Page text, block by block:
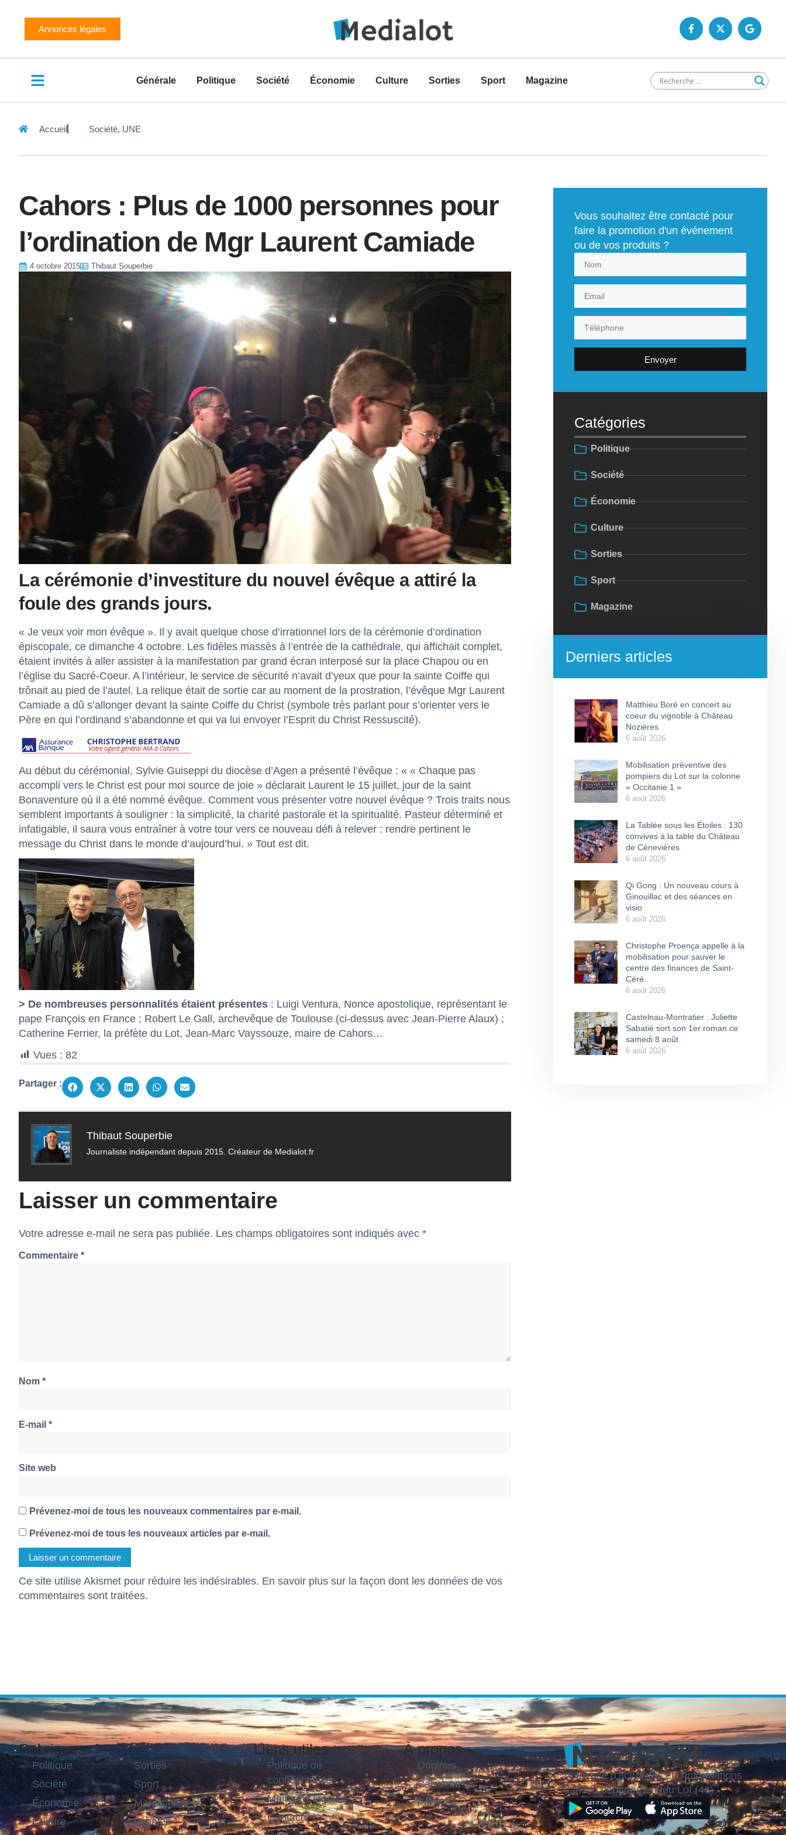
Annonces légales
Générale Politique Société Économie Culture Sorties Sport Magazine
Accueil Société, UNE
Cahors : Plus de 1000 personnes pour
l’ordination de Mgr Laurent Camiade
4 octobre 2015 Thibaut Souperbie
La cérémonie d’investiture du nouvel évêque a attiré la
foule des grands jours.
« Je veux voir mon évêque ». Il y avait quelque chose d’irrationnel lors de la cérémonie d’ordination
épiscopale, ce dimanche 4 octobre. Les fidèles massés à l’entrée de la cathédrale, qui affichait complet,
étaient invités à aller assister à la manifestation par grand écran interposé sur la place Chapou ou en
l’église du Sacré-Coeur. A l’intérieur, le service de sécurité n’avait d’yeux que pour la sainte Coiffe qui
trônait au pied de l’autel. La relique était de sortie car au moment de la prostration, l’évêque Mgr Laurent
Camiade a dû s’allonger devant la sainte Coiffe du Christ (symbole très parlant pour s’orienter vers le
Père en qui l’ordinand s’abandonne et qui va lui envoyer l’Esprit du Christ Ressuscité).
Au début du cérémonial, Sylvie Guiseppi du diocèse d’Agen a présenté l’évêque : « « Chaque pas
accompli vers le Christ est pour moi source de joie » déclarait Laurent le 15 juillet, jour de la saint
Bonaventure où il a été nommé évêque. Comment vous présenter votre nouvel évêque ? Trois traits nous
semblent importants à souligner : la simplicité, la charité pastorale et la spiritualité. Pasteur déterminé et
infatigable, il saura vous entraîner à votre tour vers ce nouveau défi à relever : rendre pertinent le
message du Christ dans le monde d’aujourd’hui. » Tout est dit.
> De nombreuses personnalités étaient présentes : Luigi Ventura, Nonce apostolique, représentant le
pape François en France ; Robert Le Gall, archevêque de Toulouse (ci-dessus avec Jean-Pierre Alaux) ;
Catherine Ferrier, la préfète du Lot, Jean-Marc Vayssouze, maire de Cahors…
Vues : 82
Partager :
Thibaut Souperbie
Journaliste indépendant depuis 2015. Créateur de Medialot.fr
Laisser un commentaire
Votre adresse e-mail ne sera pas publiée. Les champs obligatoires sont indiqués avec *
Commentaire *
Nom *
E-mail *
Site web
Prévenez-moi de tous les nouveaux commentaires par e-mail.
Prévenez-moi de tous les nouveaux articles par e-mail.
Ce site utilise Akismet pour réduire les indésirables. En savoir plus sur la façon dont les données de vos
commentaires sont traitées.
Vous souhaitez être contacté pour
faire la promotion d'un événement
ou de vos produits ?
Envoyer
Catégories
Politique
Société
Économie
Culture
Sorties
Sport
Magazine
Derniers articles
Matthieu Boré en concert au
coeur du vignoble à Château
Nozières
6 août 2026
Mobilisation préventive des
pompiers du Lot sur la colonne
« Occitanie 1 »
6 août 2026
La Tablée sous les Étoiles : 130
convives à la table du Château
de Cénevières
6 août 2026
Qi Gong : Un nouveau cours à
Ginouillac et des séances en
visio
6 août 2026
Christophe Proença appelle à la
mobilisation pour sauver le
centre des finances de Saint-
Céré
6 août 2026
Castelnau-Montratier : Juliette
Sabatié sort son 1er roman ce
samedi 8 août
6 août 2026
Rubriques
Politique
Société
Économie
Culture
Sorties
Sport
Magazine
Légales
Liens utiles
Politique de
confidentialité
Mentions légales
Contact
À propos
Origines
Carrières
Publicité
Votre site d'actualités et d'informations
dans le département du Lot (46).